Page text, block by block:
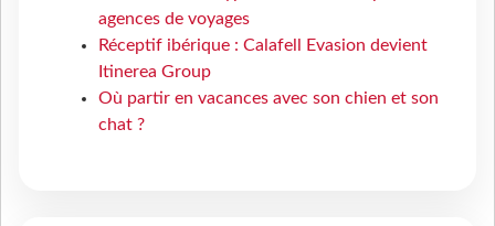
agences de voyages
Réceptif ibérique : Calafell Evasion devient
Itinerea Group
Où partir en vacances avec son chien et son
chat ?